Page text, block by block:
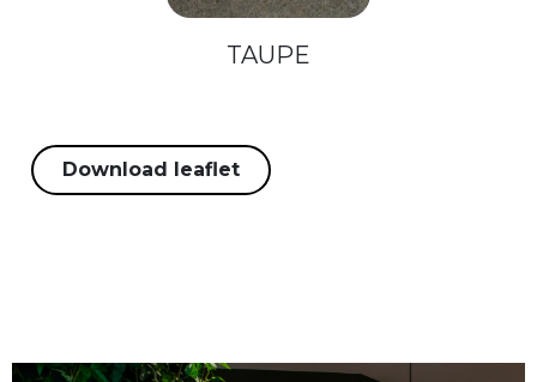
TAUPE
Download leaflet